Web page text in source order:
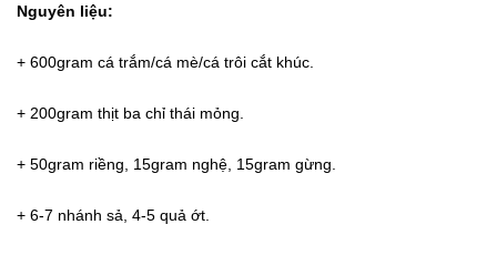
Nguyên liệu:
+ 600gram cá trắm/cá mè/cá trôi cắt khúc.
+ 200gram thịt ba chỉ thái mỏng.
+ 50gram riềng, 15gram nghệ, 15gram gừng.
+ 6-7 nhánh sả, 4-5 quả ớt.